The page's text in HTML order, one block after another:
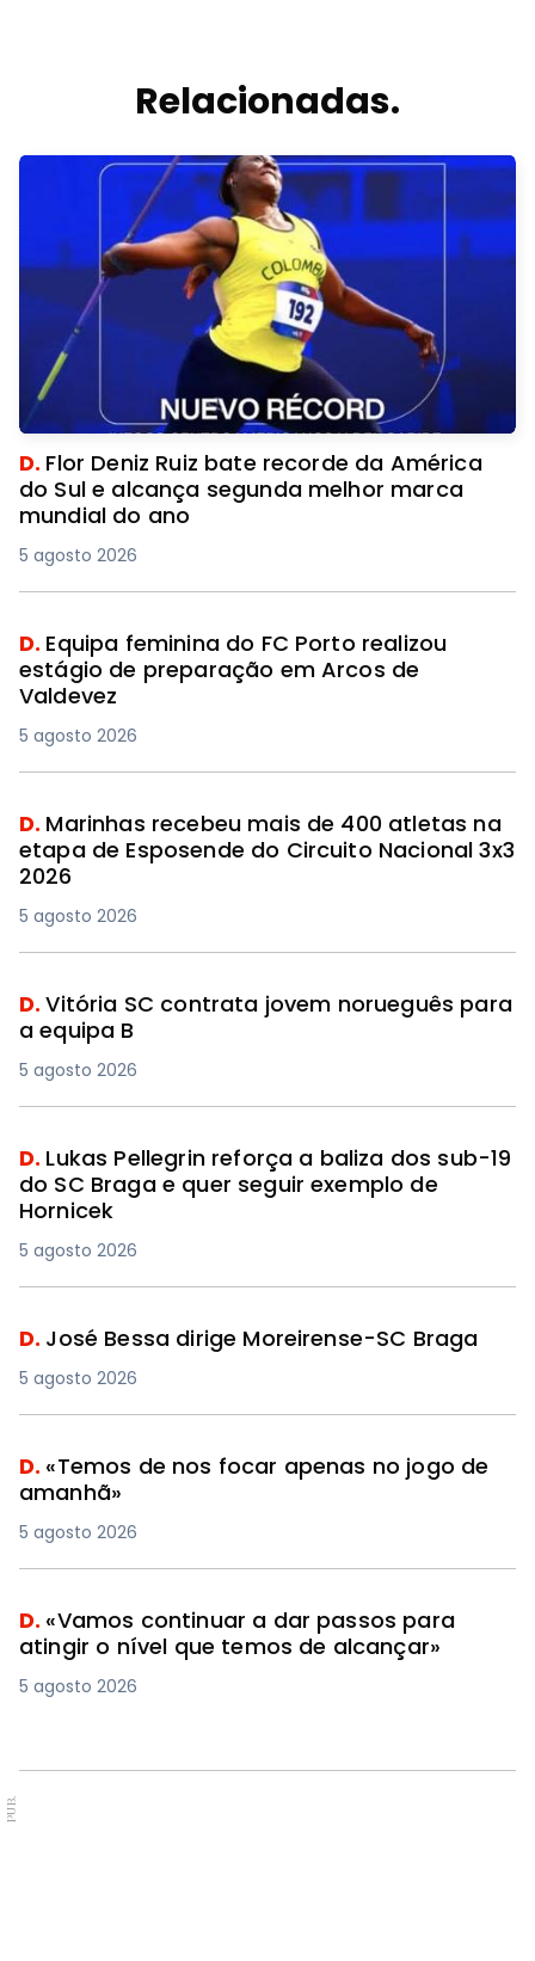
Relacionadas.
D. Flor Deniz Ruiz bate recorde da América
do Sul e alcança segunda melhor marca
mundial do ano
5 agosto 2026
D. Equipa feminina do FC Porto realizou
estágio de preparação em Arcos de
Valdevez
5 agosto 2026
D. Marinhas recebeu mais de 400 atletas na
etapa de Esposende do Circuito Nacional 3x3
2026
5 agosto 2026
D.Vitória SC contrata jovem norueguês para
a equipa B
5 agosto 2026
D. Lukas Pellegrin reforça a baliza dos sub-19
do SC Braga e quer seguir exemplo de
Hornicek
5 agosto 2026
D. José Bessa dirige Moreirense-SC Braga
5 agosto 2026
D. «Temos de nos focar apenas no jogo de
amanhã»
5 agosto 2026
D. «Vamos continuar a dar passos para
atingir o nível que temos de alcançar»
5 agosto 2026
PUB.